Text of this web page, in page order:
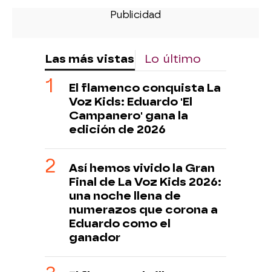
Las más vistas Lo último
El flamenco conquista La
Voz Kids: Eduardo 'El
Campanero' gana la
edición de 2026
Así hemos vivido la Gran
Final de La Voz Kids 2026:
una noche llena de
numerazos que corona a
Eduardo como el
ganador